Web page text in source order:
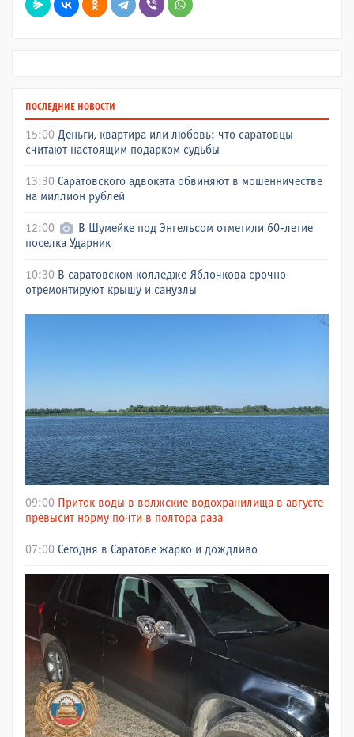
ПОСЛЕДНИЕ НОВОСТИ
15:00 Деньги, квартира или любовь: что саратовцы
считают настоящим подарком судьбы
13:30 Саратовского адвоката обвиняют в мошенничестве
на миллион рублей
12:00
В Шумейке под Энгельсом отметили 60-летие
поселка Ударник
10:30 В саратовском колледже Яблочкова срочно
отремонтируют крышу и санузлы
09:00 Приток воды в волжские водохранилища в августе
превысит норму почти в полтора раза
07:00 Сегодня в Саратове жарко и дождливо